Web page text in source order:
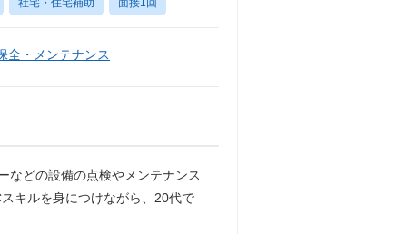
全・メンテナンス
などの設備の点検やメンテナンス
キルを身につけながら、20代で